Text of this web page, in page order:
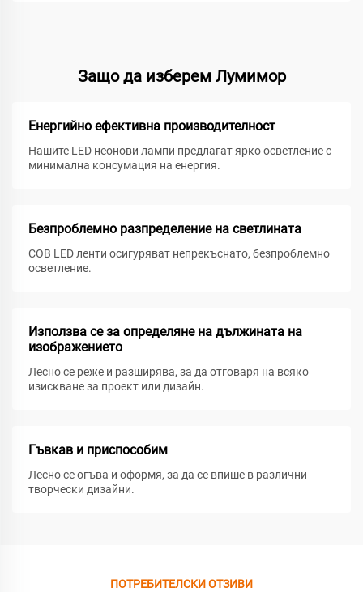
Защо да изберем Лумимор
Енергийно ефективна производителност
Нашите LED неонови лампи предлагат ярко осветление с
минимална консумация на енергия.
Безпроблемно разпределение на светлината
COB LED ленти осигуряват непрекъснато, безпроблемно
осветление.
Използва се за определяне на дължината на
изображението
Лесно се реже и разширява, за да отговаря на всяко
изискване за проект или дизайн.
Гъвкав и приспособим
Лесно се огъва и оформя, за да се впише в различни
творчески дизайни.
ПОТРЕБИТЕЛСКИ ОТЗИВИ